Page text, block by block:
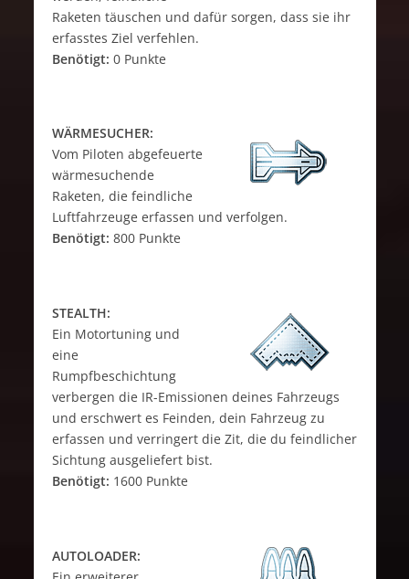
Raketen täuschen und dafür sorgen, dass sie ihr
erfasstes Ziel verfehlen.
Benötigt: 0 Punkte
WÄRMESUCHER:
Vom Piloten abgefeuerte
wärmesuchende
Raketen, die feindliche
Luftfahrzeuge erfassen und verfolgen.
Benötigt: 800 Punkte
STEALTH:
Ein Motortuning und
eine
Rumpfbeschichtung
verbergen die IR-Emissionen deines Fahrzeugs
und erschwert es Feinden, dein Fahrzeug zu
erfassen und verringert die Zit, die du feindlicher
Sichtung ausgeliefert bist.
Benötigt: 1600 Punkte
AUTOLOADER: